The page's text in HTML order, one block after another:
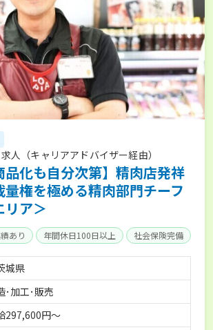
人（キャリアアドバイザー経由）
品化も自分次第】精肉店発祥
権を極める精肉部門チーフ
リア＞
あり 年間休日100日以上 社会保険完備
城県
･加工･販売
297,600円～